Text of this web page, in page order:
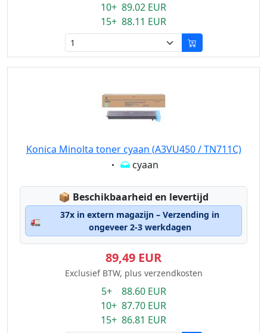
10+ 89.02 EUR
15+ 88.11 EUR
Konica Minolta toner cyaan (A3VU450 / TN711C)
Eigenschaft:
cyaan
📦 Lagerstatus:
Beschikbaarheid en levertijd
🚛
37x in extern magazijn – Verzending in
ongeveer 2-3 werkdagen
89,49 EUR
Exclusief BTW, plus verzendkosten
5+ 88.60 EUR
10+ 87.70 EUR
15+ 86.81 EUR